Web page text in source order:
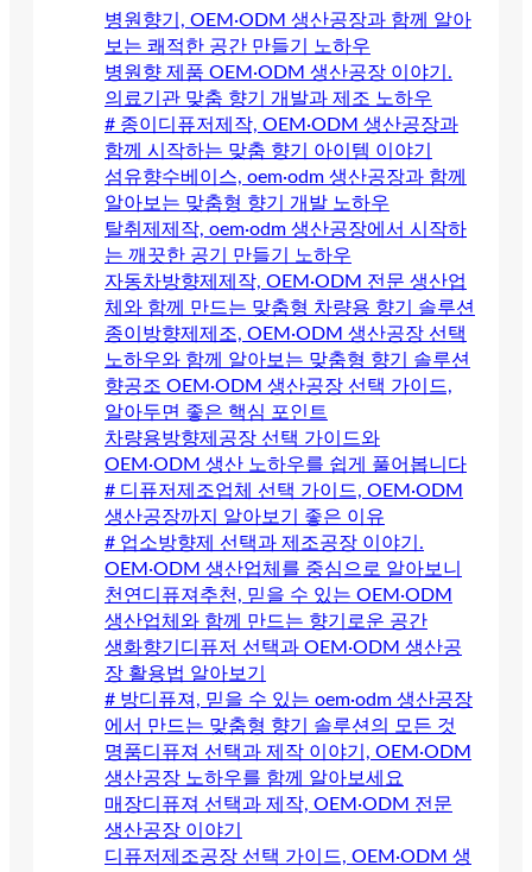
병원향기, OEM·ODM 생산공장과 함께 알아
보는 쾌적한 공간 만들기 노하우
병원향 제품 OEM·ODM 생산공장 이야기.
의료기관 맞춤 향기 개발과 제조 노하우
# 종이디퓨저제작, OEM·ODM 생산공장과
함께 시작하는 맞춤 향기 아이템 이야기
섬유향수베이스, oem·odm 생산공장과 함께
알아보는 맞춤형 향기 개발 노하우
탈취제제작, oem·odm 생산공장에서 시작하
는 깨끗한 공기 만들기 노하우
자동차방향제제작, OEM·ODM 전문 생산업
체와 함께 만드는 맞춤형 차량용 향기 솔루션
종이방향제제조, OEM·ODM 생산공장 선택
노하우와 함께 알아보는 맞춤형 향기 솔루션
향공조 OEM·ODM 생산공장 선택 가이드,
알아두면 좋은 핵심 포인트
차량용방향제공장 선택 가이드와
OEM·ODM 생산 노하우를 쉽게 풀어봅니다
# 디퓨저제조업체 선택 가이드, OEM·ODM
생산공장까지 알아보기 좋은 이유
# 업소방향제 선택과 제조공장 이야기.
OEM·ODM 생산업체를 중심으로 알아보니
천연디퓨져추천, 믿을 수 있는 OEM·ODM
생산업체와 함께 만드는 향기로운 공간
생화향기디퓨저 선택과 OEM·ODM 생산공
장 활용법 알아보기
# 방디퓨져, 믿을 수 있는 oem·odm 생산공장
에서 만드는 맞춤형 향기 솔루션의 모든 것
명품디퓨져 선택과 제작 이야기, OEM·ODM
생산공장 노하우를 함께 알아보세요
매장디퓨져 선택과 제작, OEM·ODM 전문
생산공장 이야기
디퓨저제조공장 선택 가이드, OEM·ODM 생